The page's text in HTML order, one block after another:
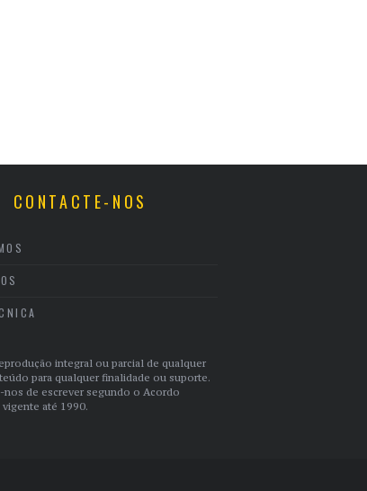
CONTACTE-NOS
integral ou parcial de qualquer
para qualquer finalidade ou suporte.
nos de escrever segundo o Acordo
até 1990.